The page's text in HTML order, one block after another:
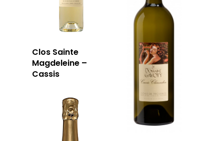
Clos Sainte
Magdeleine –
Cassis